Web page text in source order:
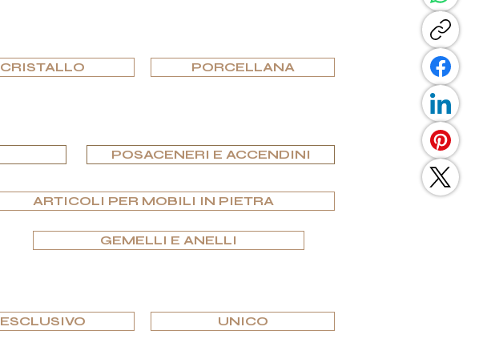
CRISTALLO PORCELLANA
POSACENERI E ACCENDINI
ARTICOLI PER MOBILI IN PIETRA
GEMELLI E ANELLI
ESCLUSIVO UNICO